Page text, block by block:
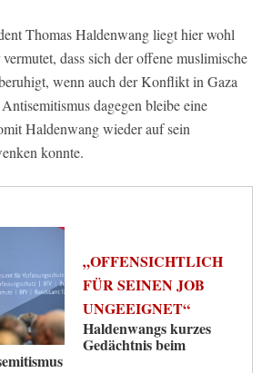
Thomas Haldenwang liegt hier wohl
dass sich der offene muslimische
wenn auch der Konflikt in Gaza
dagegen bleibe eine
Haldenwang wieder auf sein
konnte.
„OFFENSICHTLICH
FÜR SEINEN JOB
UNGEEIGNET“
Haldenwangs kurzes
Gedächtnis beim